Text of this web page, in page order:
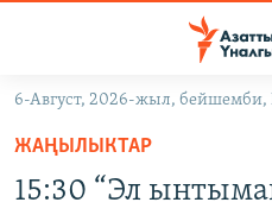
Навигацияга
өтүңүз
салыңыз
КЫРГЫЗСТАН
6-Август, 2026-жыл,
ЖАҢЫЛЫКТАР
15:30 “Эл